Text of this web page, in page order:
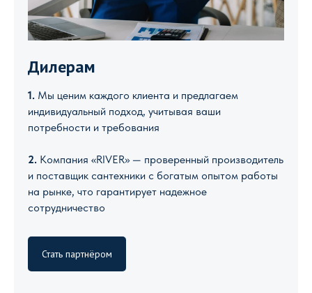
Дилерам
1. Мы ценим каждого клиента и предлагаем
индивидуальный подход, учитывая ваши
потребности и требования
2. Компания «RIVER» — проверенный производитель
и поставщик сантехники с богатым опытом работы
на рынке, что гарантирует надежное
сотрудничество
Стать партнёром